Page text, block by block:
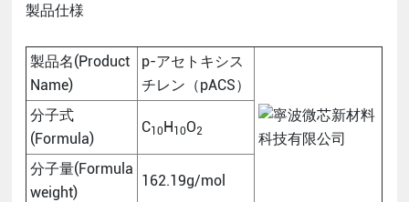
製品仕様
製品名(Product
Name)
p-アセトキシス
チレン（pACS）
分子式
(Formula)
C10H10O2
分子量(Formula
weight)
162.19g/mol